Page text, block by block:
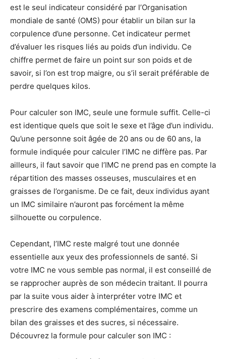
est le seul indicateur considéré par l’Organisation
mondiale de santé (OMS) pour établir un bilan sur la
corpulence d’une personne. Cet indicateur permet
d’évaluer les risques liés au poids d’un individu. Ce
chiffre permet de faire un point sur son poids et de
savoir, si l’on est trop maigre, ou s’il serait préférable de
perdre quelques kilos.
Pour calculer son IMC, seule une formule suffit. Celle-ci
est identique quels que soit le sexe et l’âge d’un individu.
Qu’une personne soit âgée de 20 ans ou de 60 ans, la
formule indiquée pour calculer l’IMC ne diffère pas. Par
ailleurs, il faut savoir que l’IMC ne prend pas en compte la
répartition des masses osseuses, musculaires et en
graisses de l’organisme. De ce fait, deux individus ayant
un IMC similaire n’auront pas forcément la même
silhouette ou corpulence.
Cependant, l’IMC reste malgré tout une donnée
essentielle aux yeux des professionnels de santé. Si
votre IMC ne vous semble pas normal, il est conseillé de
se rapprocher auprès de son médecin traitant. Il pourra
par la suite vous aider à interpréter votre IMC et
prescrire des examens complémentaires, comme un
bilan des graisses et des sucres, si nécessaire.
Découvrez la formule pour calculer son IMC :